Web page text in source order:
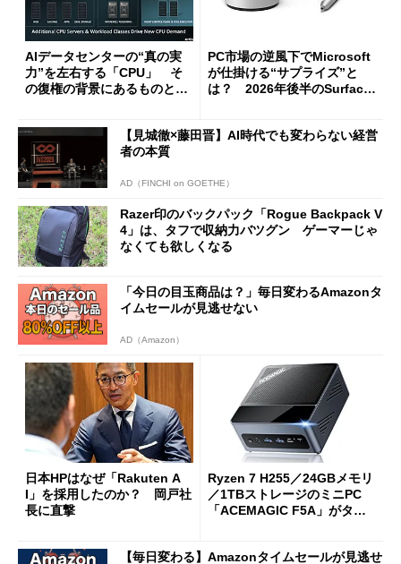
AIデータセンターの“真の実
力”を左右する「CPU」 そ
の復権の背景にあるものと
PC市場の逆風下でMicrosoft
が仕掛ける“サプライズ”と
は？ 2026年後半のSurface
【見城徹×藤田晋】AI時代でも変わらない経営
者の本質
AD（FINCHI on GOETHE）
Razer印のバックパック「Rogue Backpack V
4」は、タフで収納力バツグン ゲーマーじゃ
なくても欲しくなる
「今日の目玉商品は？」毎日変わるAmazonタ
イムセールが見逃せない
AD（Amazon）
日本HPはなぜ「Rakuten A
I」を採用したのか？ 岡戸社
長に直撃
Ryzen 7 H255／24GBメモリ
／1TBストレージのミニPC
「ACEMAGIC F5A」がタイ
【毎日変わる】Amazonタイムセールが見逃せ